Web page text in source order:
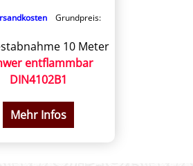
Grundpreis:
10 Meter
entflammbar
DIN4102B1
Mehr Infos